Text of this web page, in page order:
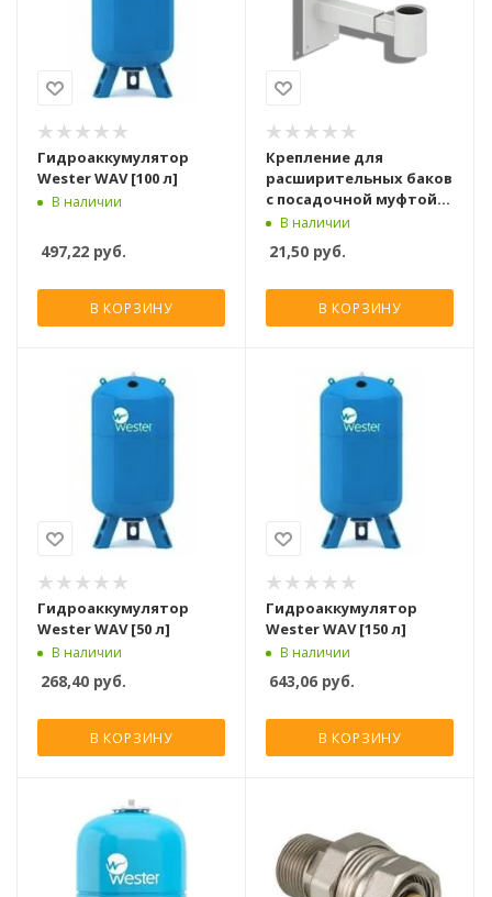
Гидроаккумулятор
Wester WAV [100 л]
В наличии
497,22 руб.
В КОРЗИНУ
Крепление для
расширительных баков
с посадочной муфтой
3/4" Север
В наличии
21,50 руб.
В КОРЗИНУ
Гидроаккумулятор
Wester WAV [50 л]
В наличии
268,40 руб.
В КОРЗИНУ
Гидроаккумулятор
Wester WAV [150 л]
В наличии
643,06 руб.
В КОРЗИНУ